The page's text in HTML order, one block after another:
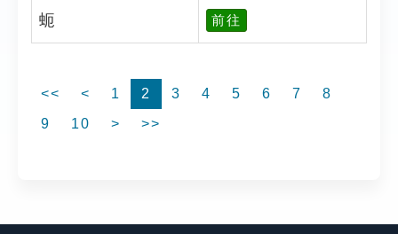
蚅 前往
<< < 1 2 3 4 5 6 7
8
9
10 > >>